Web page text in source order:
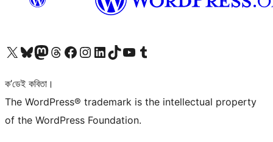
আমাৰ X (আগৰ Twitter) একাউণ্টলৈ যাওকআমাৰ Bluesky একাউণ্টলৈ যাওকআমাৰ Mastodon একাউণ্টলৈ যাওকআমাৰ Threads একাউণ্টলৈ যাওকআমাৰ Facebook পৃষ্ঠালৈ যাওকআমাৰ Instagram একাউণ্টলৈ যাওকআমাৰ LinkedIn একাউণ্টলৈ যাওকআমাৰ TikTok একাউণ্টলৈ যাওকআমাৰ YouTube চেনেললৈ যাওকআমাৰ Tumblr একাউণ্টলৈ যাওক
ক’ডেই কবিতা।
The WordPress® trademark is the intellectual property
of the WordPress Foundation.